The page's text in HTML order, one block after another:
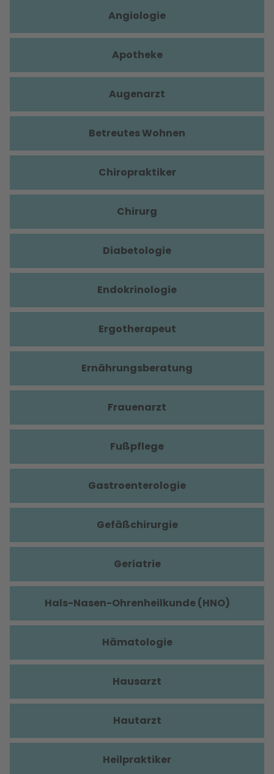
Angiologie
Apotheke
Augenarzt
Betreutes Wohnen
Chiropraktiker
Chirurg
Diabetologie
Endokrinologie
Ergotherapeut
Ernährungsberatung
Frauenarzt
Fußpflege
Gastroenterologie
Gefäßchirurgie
Geriatrie
Hals-Nasen-Ohrenheilkunde (HNO)
Hämatologie
Hausarzt
Hautarzt
Heilpraktiker